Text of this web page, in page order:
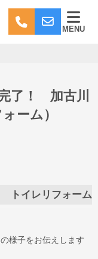
MENU
了！ 加古川
ーム）
トイレリフォーム
様子をお伝えします